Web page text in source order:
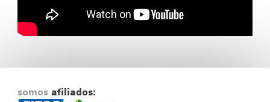
somos afiliados: